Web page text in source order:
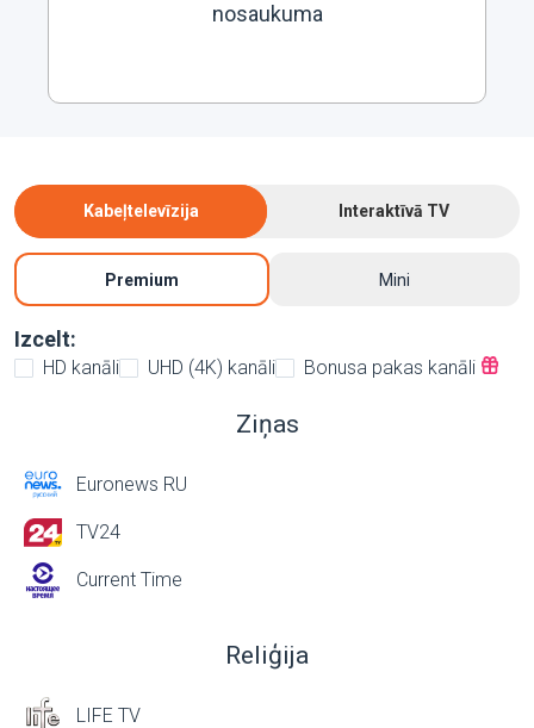
nosaukuma
Kabeļtelevīzija Interaktīvā TV
Premium Mini
Izcelt:
HD kanāli UHD (4K) kanāli Bonusa pakas kanāli
Ziņas
Euronews RU
TV24
Current Time
Reliģija
LIFE TV